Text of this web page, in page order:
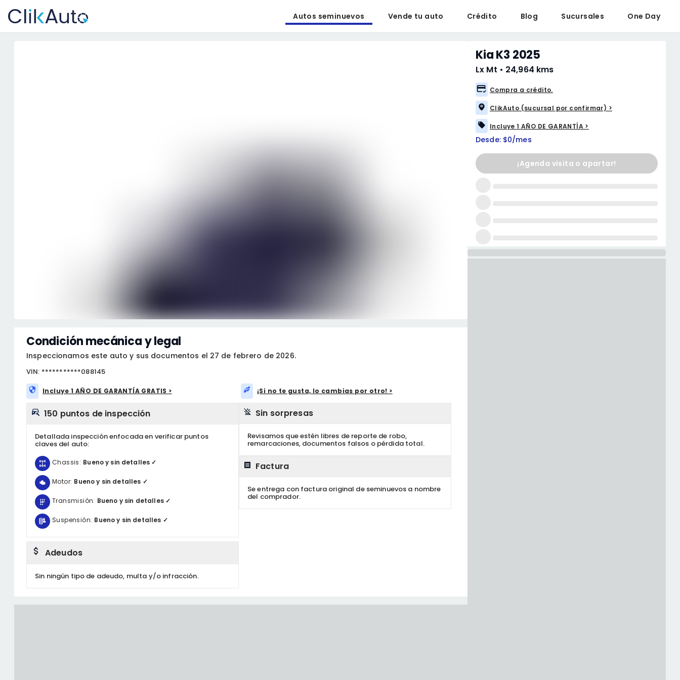
Autos seminuevos Vende tu auto Crédito Blog Sucursales One Day
Condición mecánica y legal
Inspeccionamos este auto y sus documentos el 27 de febrero de 2026.
VIN: ***********088145
Incluye 1 AÑO DE GARANTÍA GRATIS > ¡Si no te gusta, lo cambias por otro! >
150 puntos de inspección
Detallada inspección enfocada en verificar puntos
claves del auto:
Chassis: Bueno y sin detalles ✓
Motor: Bueno y sin detalles ✓
Transmisión: Bueno y sin detalles ✓
Suspensión: Bueno y sin detalles ✓
Adeudos
Sin ningún tipo de adeudo, multa y/o infracción.
Sin sorpresas
Revisamos que estén libres de reporte de robo,
remarcaciones, documentos falsos o pérdida total.
Factura
Se entrega con factura original de seminuevos a nombre
del comprador.
Kia K3 2025
Lx Mt • 24,964 kms
Compra a crédito.
ClikAuto (sucursal por confirmar) >
Incluye 1 AÑO DE GARANTÍA >
Desde: $0/mes
¡Agenda visita o apartar!